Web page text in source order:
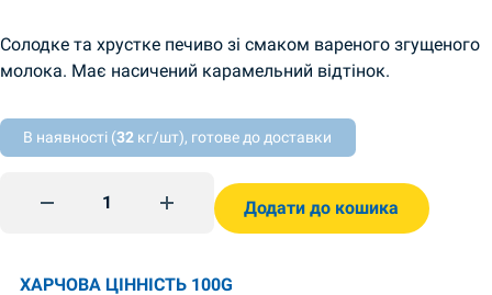
Солодке та хрустке печиво зі смаком вареного згущеного
молока. Має насичений карамельний відтінок.
В наявності (32 кг/шт), готове до доставки
Печиво 33 корови з вареним згущеним молоком 180г
Додати до кошика
ХАРЧОВА ЦІННІСТЬ 100G